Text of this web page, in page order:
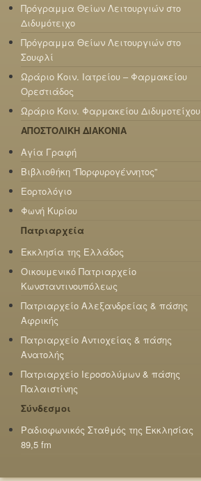
Πρόγραμμα Θείων Λειτουργιών στο
Διδυμότειχο
Πρόγραμμα Θείων Λειτουργιών στο
Σουφλί
Ωράριο Κοιν. Ιατρείου – Φαρμακείου
Ορεστιάδος
Ωράριο Κοιν. Φαρμακείου Διδυμοτείχου
ΑΠΟΣΤΟΛΙΚΗ ΔΙΑΚΟΝΙΑ
Αγία Γραφή
Βιβλιοθήκη “Πορφυρογέννητος”
Εορτολόγιο
Φωνή Κυρίου
Πατριαρχεία
Εκκλησία της Ελλάδος
Οικουμενικό Πατριαρχείο
Κωνσταντινουπόλεως
Πατριαρχείο Αλεξανδρείας & πάσης
Αφρικής
Πατριαρχείο Αντιοχείας & πάσης
Ανατολής
Πατριαρχείο Ιεροσολύμων & πάσης
Παλαιστίνης
Σύνδεσμοι
Ραδιοφωνικός Σταθμός της Εκκλησίας
89,5 fm